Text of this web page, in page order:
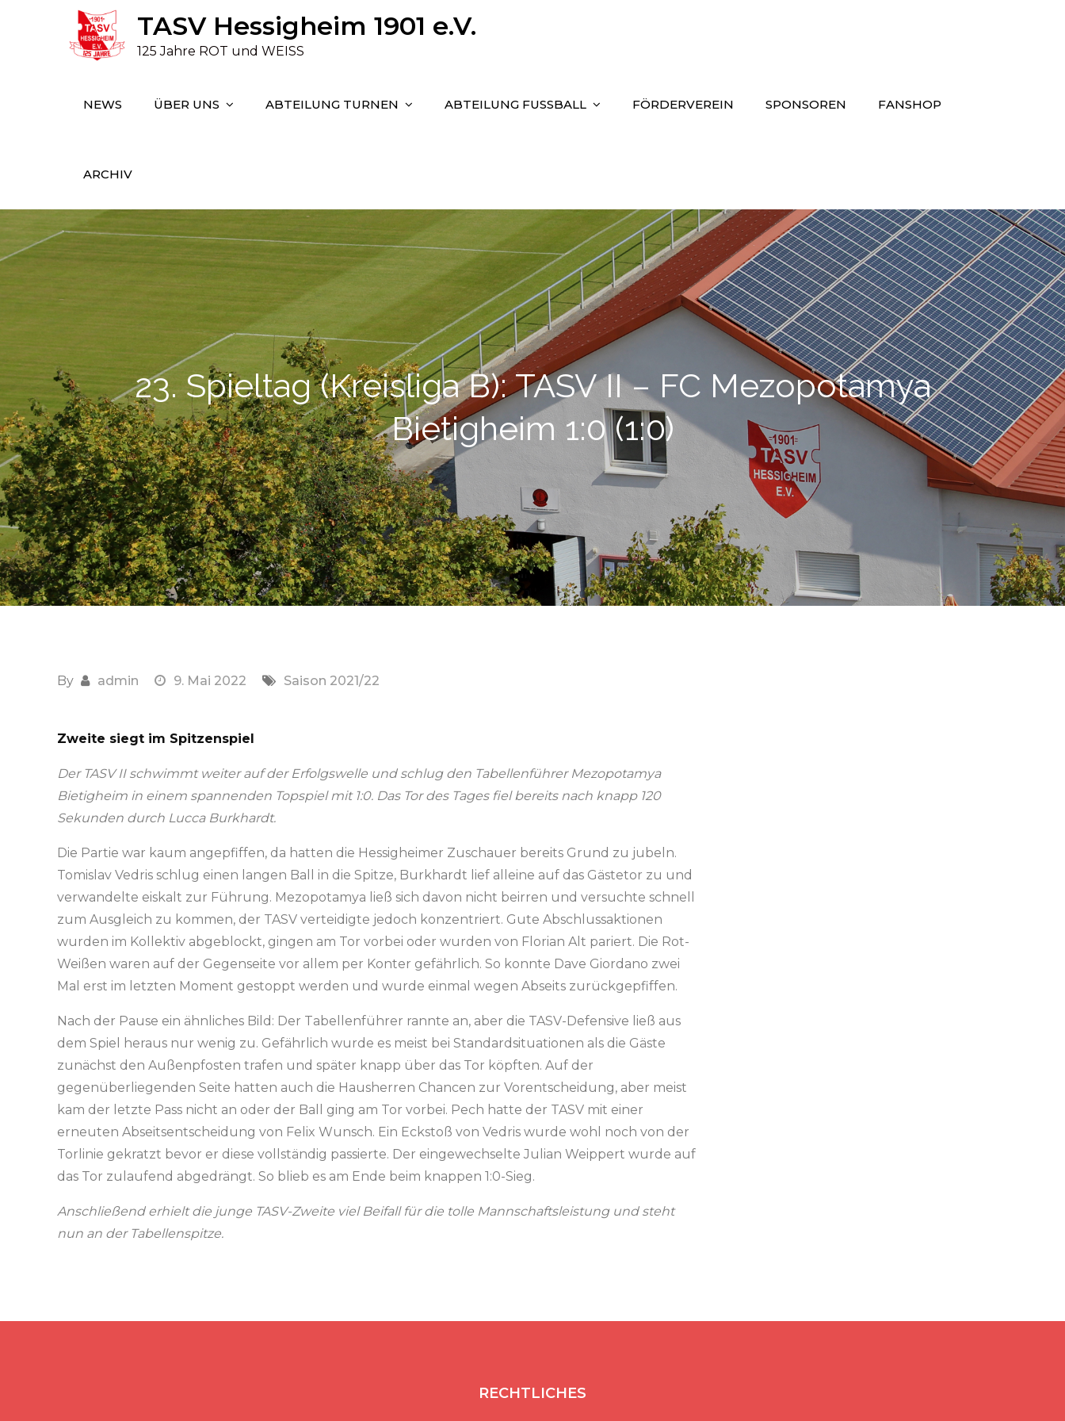
TASV Hessigheim 1901 e.V.
125 Jahre ROT und WEISS
NEWS ÜBER UNS ABTEILUNG TURNEN ABTEILUNG FUSSBALL FÖRDERVEREIN SPONSOREN FANSHOP
ARCHIV
23. Spieltag (Kreisliga B): TASV II – FC Mezopotamya
Bietigheim 1:0 (1:0)
By admin 9. Mai 2022 Saison 2021/22
Zweite siegt im Spitzenspiel
Der TASV II schwimmt weiter auf der Erfolgswelle und schlug den Tabellenführer Mezopotamya
Bietigheim in einem spannenden Topspiel mit 1:0. Das Tor des Tages fiel bereits nach knapp 120
Sekunden durch Lucca Burkhardt.
Die Partie war kaum angepfiffen, da hatten die Hessigheimer Zuschauer bereits Grund zu jubeln.
Tomislav Vedris schlug einen langen Ball in die Spitze, Burkhardt lief alleine auf das Gästetor zu und
verwandelte eiskalt zur Führung. Mezopotamya ließ sich davon nicht beirren und versuchte schnell
zum Ausgleich zu kommen, der TASV verteidigte jedoch konzentriert. Gute Abschlussaktionen
wurden im Kollektiv abgeblockt, gingen am Tor vorbei oder wurden von Florian Alt pariert. Die Rot-
Weißen waren auf der Gegenseite vor allem per Konter gefährlich. So konnte Dave Giordano zwei
Mal erst im letzten Moment gestoppt werden und wurde einmal wegen Abseits zurückgepfiffen.
Nach der Pause ein ähnliches Bild: Der Tabellenführer rannte an, aber die TASV-Defensive ließ aus
dem Spiel heraus nur wenig zu. Gefährlich wurde es meist bei Standardsituationen als die Gäste
zunächst den Außenpfosten trafen und später knapp über das Tor köpften. Auf der
gegenüberliegenden Seite hatten auch die Hausherren Chancen zur Vorentscheidung, aber meist
kam der letzte Pass nicht an oder der Ball ging am Tor vorbei. Pech hatte der TASV mit einer
erneuten Abseitsentscheidung von Felix Wunsch. Ein Eckstoß von Vedris wurde wohl noch von der
Torlinie gekratzt bevor er diese vollständig passierte. Der eingewechselte Julian Weippert wurde auf
das Tor zulaufend abgedrängt. So blieb es am Ende beim knappen 1:0-Sieg.
Anschließend erhielt die junge TASV-Zweite viel Beifall für die tolle Mannschaftsleistung und steht
nun an der Tabellenspitze.
RECHTLICHES